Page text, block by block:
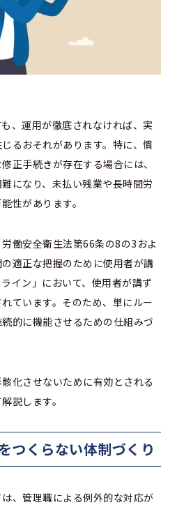
、運用が徹底されなければ、実
るおそれがあります。特に、慣
正手続きが存在する場合には、
になり、未払い残業や長時間労
性があります。
働安全衛生法第66条の8の3およ
適正な把握のために使用者が講
イン」において、使用者が講ず
ています。そのため、単にルー
的に機能させるための仕組みづ
化させないために有効とされる
説します。
つくらない体制づくり
、管理職による例外的な対応が